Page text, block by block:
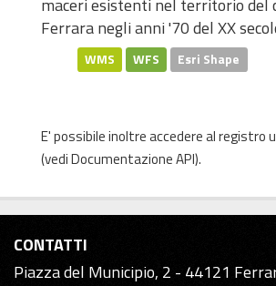
maceri esistenti nel territorio del
Ferrara negli anni '70 del XX
WMS WFS Esri Shape
E' possibile inoltre accedere al registro
(vediDocumentazione API).
CONTATTI
Piazza del Municipio, 2 - 44121